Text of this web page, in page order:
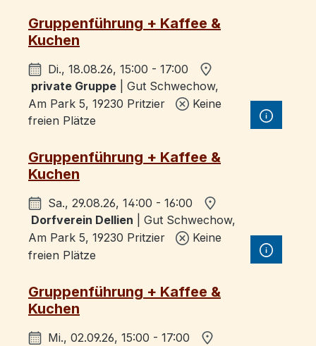
Gruppenführung + Kaffee &
Kuchen
Di., 18.08.26, 15:00 - 17:00
private Gruppe | Gut Schwechow,
Am Park 5, 19230 Pritzier
Keine
freien Plätze
Gruppenführung + Kaffee &
Kuchen
Sa., 29.08.26, 14:00 - 16:00
Dorfverein Dellien | Gut Schwechow,
Am Park 5, 19230 Pritzier
Keine
freien Plätze
Gruppenführung + Kaffee &
Kuchen
Mi., 02.09.26, 15:00 - 17:00